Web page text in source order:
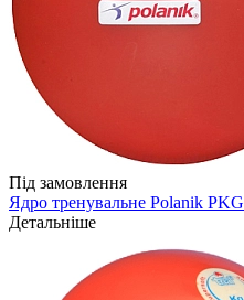
Під замовлення
Ядро тренувальне Polanik PKG
Детальніше